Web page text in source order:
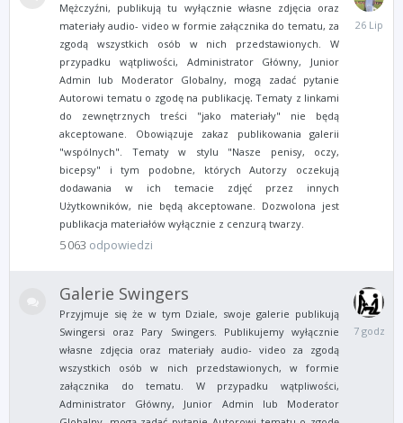
Mężczyźni, publikują tu wyłącznie własne zdjęcia oraz
materiały audio- video w formie załącznika do tematu, za
zgodą wszystkich osób w nich przedstawionych.
W
przypadku wątpliwości, Administrator Główny, Junior
Admin lub Moderator Globalny, mogą zadać pytanie
Autorowi tematu o zgodę na publikację. Tematy z linkami
do zewnętrznych treści "jako materiały" nie będą
akceptowane.
Obowiązuje zakaz publikowania galerii
"wspólnych". Tematy w stylu "Nasze penisy, oczy,
bicepsy" i tym podobne, których Autorzy oczekują
dodawania w ich temacie zdjęć przez innych
Użytkowników, nie będą akceptowane. Dozwolona jest
publikacja materiałów wyłącznie z cenzurą twarzy.
5 063 odpowiedzi
26
Lipca
Galerie Swingers
Przyjmuje się że w tym Dziale, swoje galerie publikują
Swingersi oraz Pary Swingers. Publikujemy wyłącznie
własne zdjęcia oraz materiały audio- video za zgodą
wszystkich osób w nich przedstawionych, w formie
załącznika do tematu. W przypadku wątpliwości,
Administrator Główny, Junior Admin lub Moderator
7
godzin